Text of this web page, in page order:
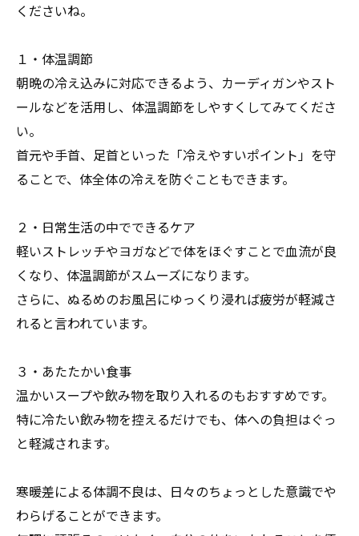
くださいね。
１・体温調節
朝晩の冷え込みに対応できるよう、カーディガンやスト
ールなどを活用し、体温調節をしやすくしてみてくださ
い。
首元や手首、足首といった「冷えやすいポイント」を守
ることで、体全体の冷えを防ぐこともできます。
２・日常生活の中でできるケア
軽いストレッチやヨガなどで体をほぐすことで血流が良
くなり、体温調節がスムーズになります。
さらに、ぬるめのお風呂にゆっくり浸れば疲労が軽減さ
れると言われています。
３・あたたかい食事
温かいスープや飲み物を取り入れるのもおすすめです。
特に冷たい飲み物を控えるだけでも、体への負担はぐっ
と軽減されます。
寒暖差による体調不良は、日々のちょっとした意識でや
わらげることができます。